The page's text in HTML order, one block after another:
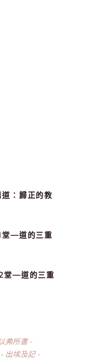
：歸正的教
—道的三重
—道的三重
弗所書
出埃及記